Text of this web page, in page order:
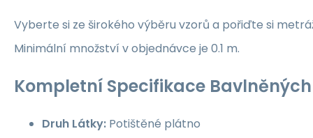
Vyberte si ze širokého výběru vzorů a pořiďte si
Minimální množství v objednávce je 0.1 m.
Kompletní Specifikace
Druh Látky: Potištěné plátno